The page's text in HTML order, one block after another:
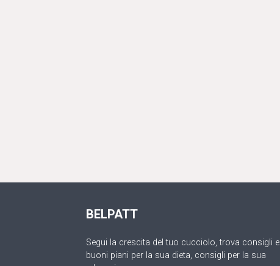
BELPATT
Segui la crescita del tuo cucciolo, trova consigli e
buoni piani per la sua dieta, consigli per la sua